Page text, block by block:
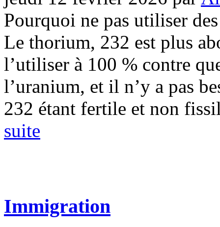
Pourquoi ne pas utiliser
Le thorium, 232 est plus
l’utiliser à 100 % contre
l’uranium, et il n’y a pas
232 étant fertile et non
suite
Immigration